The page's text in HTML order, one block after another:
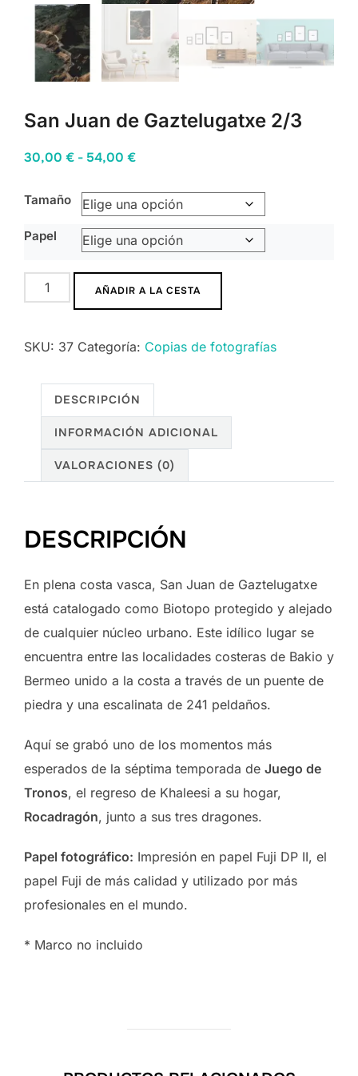
San Juan de Gaztelugatxe 2/3
30,00 € - 54,00 €Rango
precios:
30,00 €
hasta
54,00 €
Tamaño
Papel
San
Juan
Gaztelugatxe
cantidad
AÑADIR A LA CESTA
SKU: 37 Categoría: Copias de fotografías
DESCRIPCIÓN
INFORMACIÓN ADICIONAL
VALORACIONES (0)
DESCRIPCIÓN
En plena costa vasca, San Juan de Gaztelugatxe
está catalogado como Biotopo protegido y alejado
de cualquier núcleo urbano. Este idílico lugar se
encuentra entre las localidades costeras de Bakio y
Bermeo unido a la costa a través de un puente de
piedra y una escalinata de 241 peldaños.
Aquí se grabó uno de los momentos más
esperados de la séptima temporada de Juego de
Tronos, el regreso de Khaleesi a su hogar,
Rocadragón, junto a sus tres dragones.
Papel fotográfico: Impresión en papel Fuji DP II, el
papel Fuji de más calidad y utilizado por más
profesionales en el mundo.
* Marco no incluido